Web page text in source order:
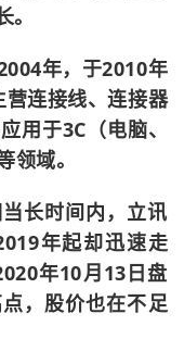
年，于2010年
连接线、连接器
用于3C（电脑、
领域。
长时间内，立讯
年起却迅速走
年10月13日盘
，股价也在不足